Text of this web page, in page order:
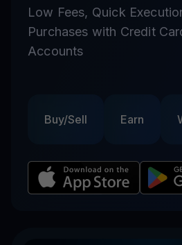
Low Fees, Quick
Purchases with Credit
Accounts
Buy/Sell Earn